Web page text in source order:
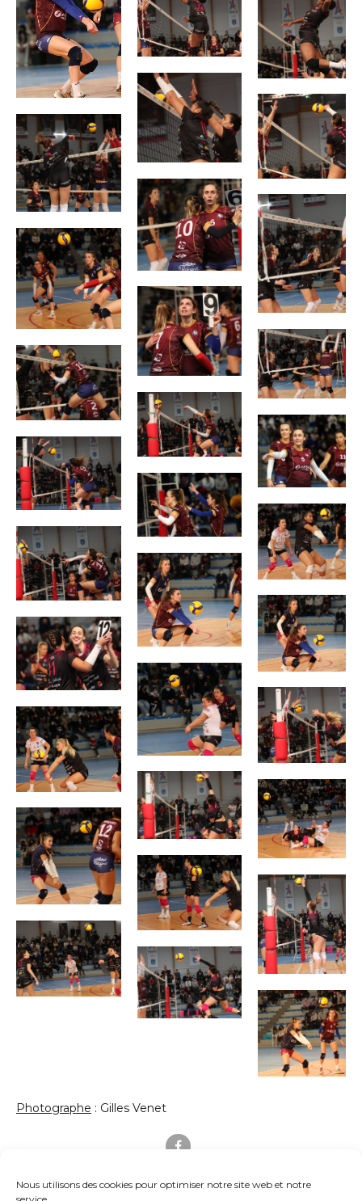
Nous utilisons des cookies pour optimiser notre site web et notre
Photographe : Gilles Venet